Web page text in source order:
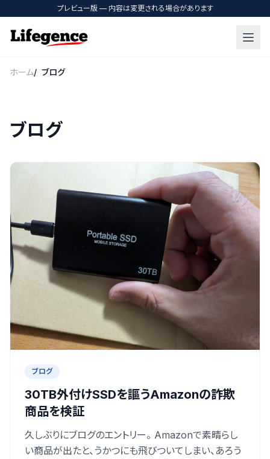
プレビュー版 — 内容は変更される場合があります
ホーム ブログ
ブログ
ブログ
30TB外付けSSDを謳うAmazonの詐欺
商品を検証
久しぶりにブログのエントリー。 Amazonで素晴らし
い商品が出たと、うかつにも飛びついてしまい、あろう